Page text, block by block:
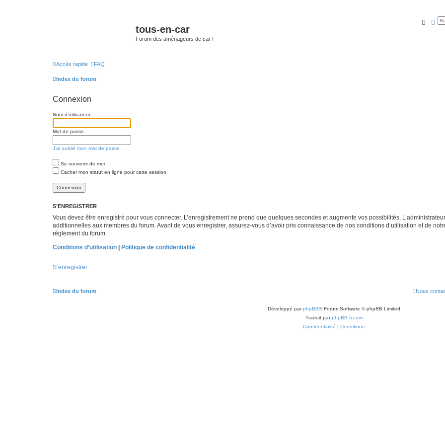
tous-en-car
Forum des aménageurs de car !
Accès rapide FAQ
Index du forum
Connexion
Nom d’utilisateur :
Mot de passe :
J’ai oublié mon mot de passe
Se souvenir de moi
Cacher mon statut en ligne pour cette session
S’ENREGISTRER
Vous devez être enregistré pour vous connecter. L’enregistrement ne prend que quelques secondes et augmente vos possibilités.
additionnelles aux membres du forum. Avant de vous enregistrer, assurez-vous d’avoir pris connaissance de nos conditions d’utilisation et de
règlement du forum.
Conditions d’utilisation
Politique de confidentialité
S’enregistrer
Index du forum Nous
Développé parphpBB® Forum Software © phpBB Limited
Traduit parphpBB-fr.com
Confidentialité | Conditions